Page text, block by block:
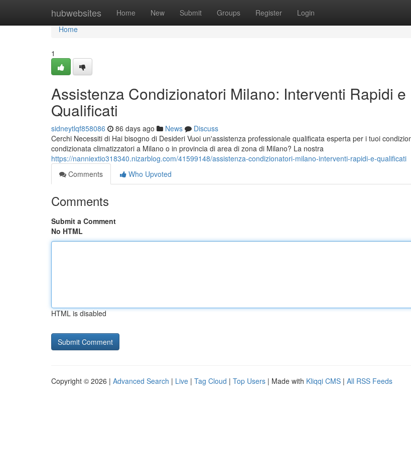
hubwebsites Home New Submit Groups Register Login
Home
Home
1
Assistenza Condizionatori Milano: Interventi Rapidi e
Qualificati
sidneytlqf858086 86 days ago News
Discuss
Cerchi Necessiti di Hai bisogno di Desideri Vuoi un'assistenza professionale qualificata esperta per i tuoi
condizionata climatizzatori a Milano o in provincia di area di zona di Milano? La nostra
https://nanniextio318340.nizarblog.com/41599148/assistenza-condizionatori-milano-interventi-rapidi-e-qualificati
Comments
Who Upvoted
Comments
Submit a Comment
No HTML
HTML is disabled
Copyright © 2026 | Advanced Search | Live | Tag Cloud | Top Users | Made with Kliqqi CMS | All RSS Feeds